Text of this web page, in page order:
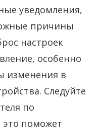
уведомления,
причины
настроек
особенно
изменения в
Следуйте
по
это поможет